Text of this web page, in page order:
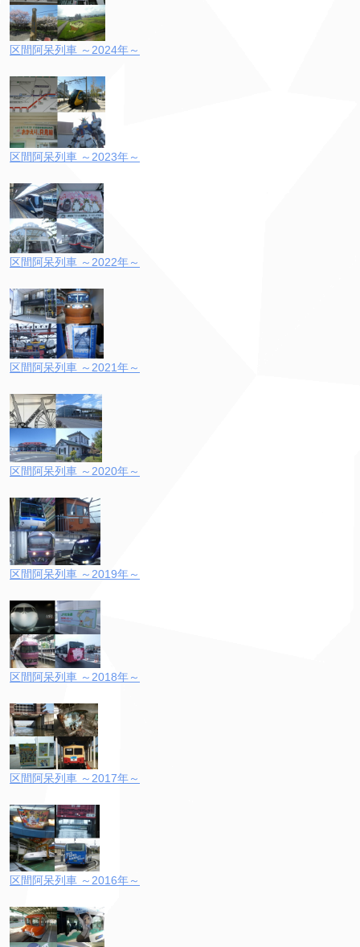
区間阿呆列車 ～2024年～
区間阿呆列車 ～2023年～
区間阿呆列車 ～2022年～
区間阿呆列車 ～2021年～
区間阿呆列車 ～2020年～
区間阿呆列車 ～2019年～
区間阿呆列車 ～2018年～
区間阿呆列車 ～2017年～
区間阿呆列車 ～2016年～